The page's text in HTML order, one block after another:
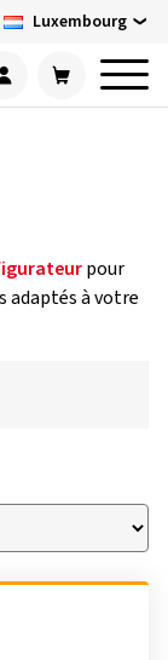
Luxembourg
pour
adaptés à votre